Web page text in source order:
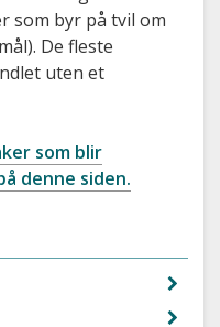
som byr på tvil om
De fleste
uten et
som blir
denne siden.